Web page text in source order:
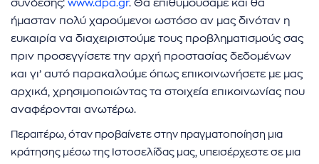
σύνδεσης: www.dpa.gr. Θα επιθυμούσαμε και θα
ήμασταν πολύ χαρούμενοι ωστόσο αν μας δινόταν η
ευκαιρία να διαχειριστούμε τους προβληματισμούς σας
πριν προσεγγίσετε την αρχή προστασίας δεδομένων
και γι’ αυτό παρακαλούμε όπως επικοινωνήσετε με μας
αρχικά, χρησιμοποιώντας τα στοιχεία επικοινωνίας που
αναφέρονται ανωτέρω.
Περαιτέρω, όταν προβαίνετε στην πραγματοποίηση μια
κράτησης μέσω της Ιστοσελίδας μας, υπεισέρχεστε σε μια